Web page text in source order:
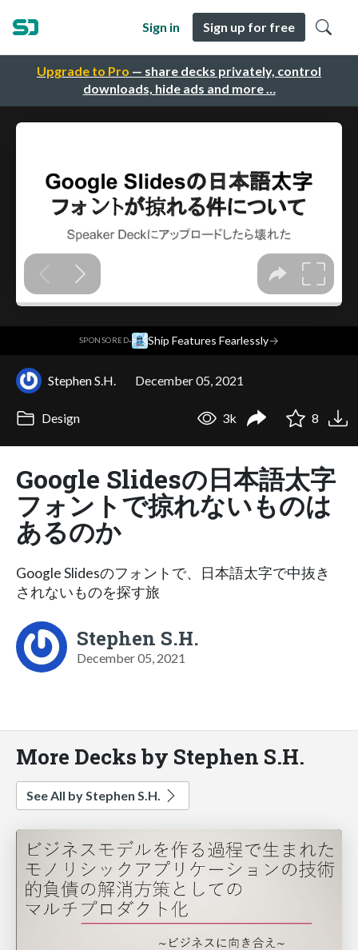
Upgrade to Pro — share decks privately, control
downloads, hide ads and more …
Sign in Sign up for free
SPONSORED· Ship Features Fearlessly→
Stephen S.H. December 05, 2021
Design 3k 8
Google Slidesの日本語太字
フォントで掠れないものは
あるのか
Google Slidesのフォントで、日本語太字で中抜き
されないものを探す旅
Stephen S.H.
December 05, 2021
More Decks by Stephen S.H.
See All by Stephen S.H.